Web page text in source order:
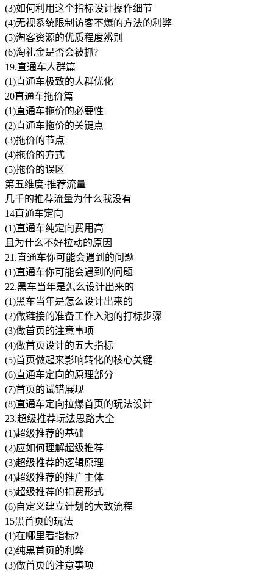
(3)如何利用这个指标设计操作细节
(4)无视系统限制访客不爆的方法的利弊
(5)淘客资源的优质程度辨别
(6)淘礼金是否会被抓?
19.直通车人群篇
(1)直通车极致的人群优化
20直通车拖价篇
(1)直通车拖价的必要性
(2)直通车拖价的关键点
(3)拖价的节点
(4)拖价的方式
(5)拖价的误区
第五维度·推荐流量
几千的推荐流量为什么我没有
14直通车定向
(1)直通车纯定向费用高
且为什么不好拉动的原因
21.直通车你可能会遇到的问题
(1)直通车你可能会遇到的问题
22.黑车当年是怎么设计出来的
(1)黑车当年是怎么设计出来的
(2)做链接的准备工作入池的打标步骤
(3)做首页的注意事项
(4)做首页设计的五大指标
(5)首页做起来影响转化的核心关键
(6)直通车定向的原理部分
(7)首页的试错展现
(8)直通车定向拉爆首页的玩法设计
23.超级推荐玩法思路大全
(1)超级推荐的基础
(2)应如何理解超级推荐
(3)超级推荐的逻辑原理
(4)超级推荐的推广主体
(5)超级推荐的扣费形式
(6)自定义建立计划的大致流程
15黑首页的玩法
(1)在哪里看指标?
(2)纯黑首页的利弊
(3)做首页的注意事项